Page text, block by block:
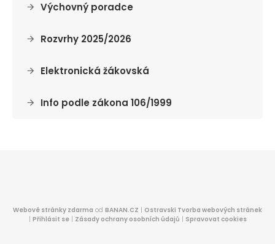
Výchovný poradce
Rozvrhy 2025/2026
Elektronická žákovská
Info podle zákona 106/1999
Webové stránky zdarma od BANAN.CZ | Ostravski Tvorba webových stránek
| Přihlásit se| Zásady ochrany osobních údajů | Spravovat cookies